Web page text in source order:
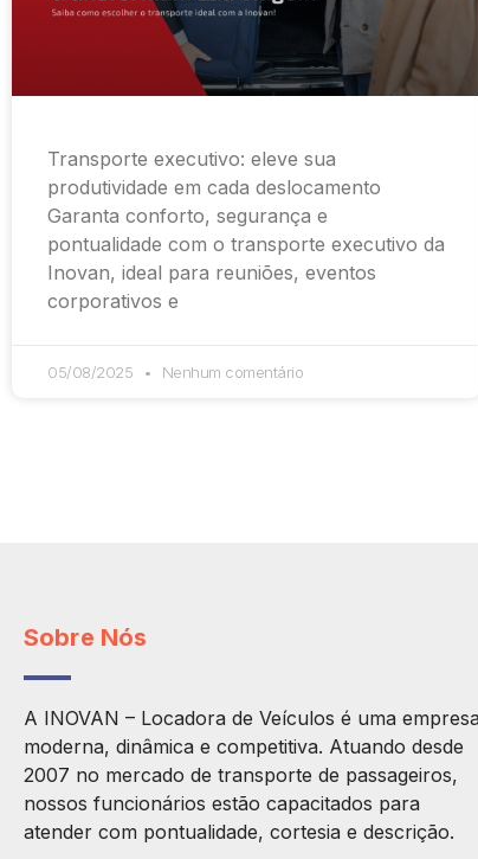
Transporte executivo: eleve sua
produtividade em cada deslocamento
Garanta conforto, segurança e
pontualidade com o transporte executivo da
Inovan, ideal para reuniões, eventos
corporativos e
05/08/2025 Nenhum comentário
Sobre Nós
A INOVAN – Locadora de Veículos é uma empresa
moderna, dinâmica e competitiva. Atuando desde
2007 no mercado de transporte de passageiros,
nossos funcionários estão capacitados para
atender com pontualidade, cortesia e descrição.